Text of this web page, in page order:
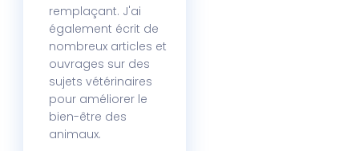
remplaçant. J'ai
également écrit de
nombreux articles et
ouvrages sur des
sujets vétérinaires
pour améliorer le
bien-être des
animaux.